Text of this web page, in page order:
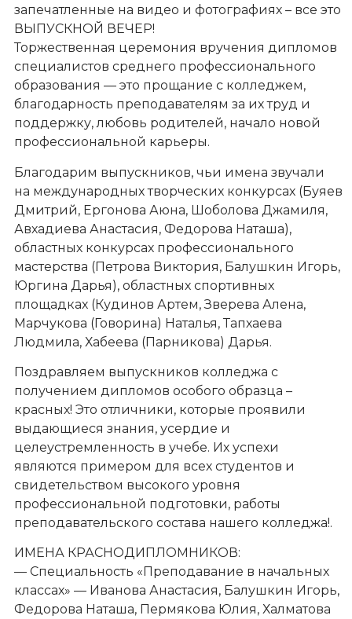
запечатленные на видео и фотографиях – все это
ВЫПУСКНОЙ ВЕЧЕР!
Торжественная церемония вручения дипломов
специалистов среднего профессионального
образования — это прощание с колледжем,
благодарность преподавателям за их труд и
поддержку, любовь родителей, начало новой
профессиональной карьеры.
Благодарим выпускников, чьи имена звучали
на международных творческих конкурсах (Буяев
Дмитрий, Ергонова Аюна, Шоболова Джамиля,
Авхадиева Анастасия, Федорова Наташа),
областных конкурсах профессионального
мастерства (Петрова Виктория, Балушкин Игорь,
Юргина Дарья), областных спортивных
площадках (Кудинов Артем, Зверева Алена,
Марчукова (Говорина) Наталья, Тапхаева
Людмила, Хабеева (Парникова) Дарья.
Поздравляем выпускников колледжа с
получением дипломов особого образца –
красных! Это отличники, которые проявили
выдающиеся знания, усердие и
целеустремленность в учебе. Их успехи
являются примером для всех студентов и
свидетельством высокого уровня
профессиональной подготовки, работы
преподавательского состава нашего колледжа!.
ИМЕНА КРАСНОДИПЛОМНИКОВ:
— Специальность «Преподавание в начальных
классах» — Иванова Анастасия, Балушкин Игорь,
Федорова Наташа, Пермякова Юлия, Халматова